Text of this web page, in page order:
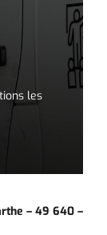
les
– 49 640 –